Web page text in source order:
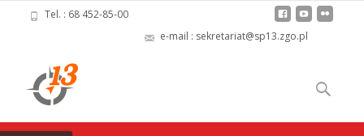
Tel. : 68 452-85-00
e-mail : sekretariat@sp13.zgo.pl
to
content
Szukaj: